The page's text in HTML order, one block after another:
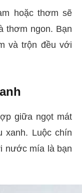
hoặc thơm sẽ
thơm ngon. Bạn
và trộn đều với
giữa ngọt mát
xanh. Luộc chín
nước mía là bạn